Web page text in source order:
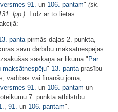
91. un 106. pantam" (sk.
lpp.). Līdz ar to lietas
pantapirmās daļas 2. punkta,
savu darbību maksātnespējas
saskaņā ar likuma " Par
maksātnespēju" 13. pantaprasību
vadības vai finanšu jomā,
91. un 106. pantam un
7. punkta atbilstību
, 91. un 106. pantam".